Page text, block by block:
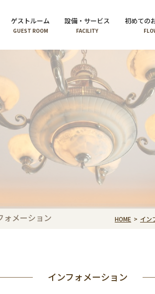
ゲストルーム
GUEST ROOM
設備・サービス
FACILITY
初めての
ォメーション HOME イン
インフォメーション